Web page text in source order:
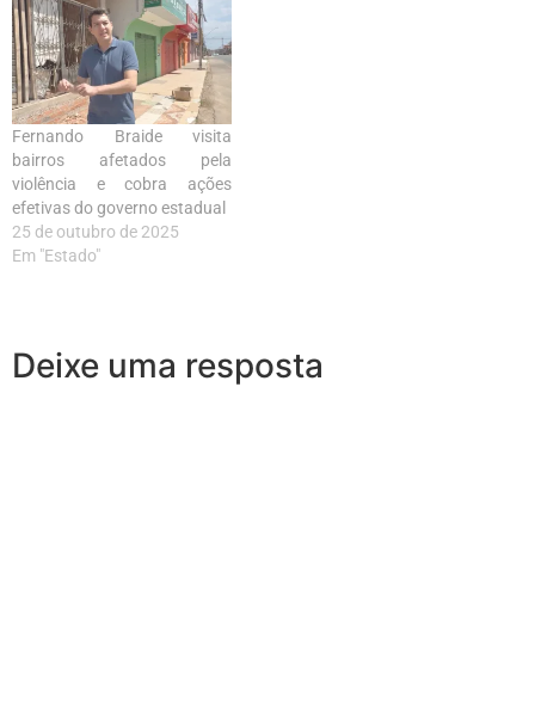
Fernando Braide visita
bairros afetados pela
violência e cobra ações
efetivas do governo estadual
25 de outubro de 2025
Em "Estado"
Deixe uma resposta